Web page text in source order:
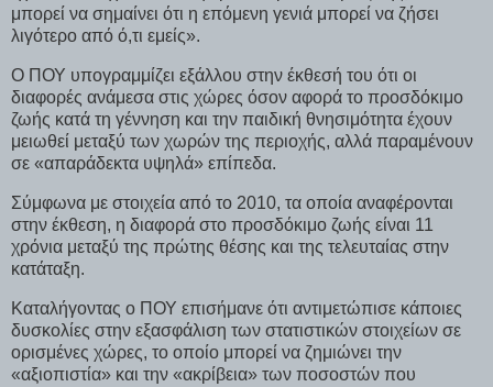
μπορεί να σημαίνει ότι η επόμενη γενιά μπορεί να ζήσει
λιγότερο από ό,τι εμείς».
Ο ΠΟΥ υπογραμμίζει εξάλλου στην έκθεσή του ότι οι
διαφορές ανάμεσα στις χώρες όσον αφορά το προσδόκιμο
ζωής κατά τη γέννηση και την παιδική θνησιμότητα έχουν
μειωθεί μεταξύ των χωρών της περιοχής, αλλά παραμένουν
σε «απαράδεκτα υψηλά» επίπεδα.
Σύμφωνα με στοιχεία από το 2010, τα οποία αναφέρονται
στην έκθεση, η διαφορά στο προσδόκιμο ζωής είναι 11
χρόνια μεταξύ της πρώτης θέσης και της τελευταίας στην
κατάταξη.
Καταλήγοντας ο ΠΟΥ επισήμανε ότι αντιμετώπισε κάποιες
δυσκολίες στην εξασφάλιση των στατιστικών στοιχείων σε
ορισμένες χώρες, το οποίο μπορεί να ζημιώνει την
«αξιοπιστία» και την «ακρίβεια» των ποσοστών που